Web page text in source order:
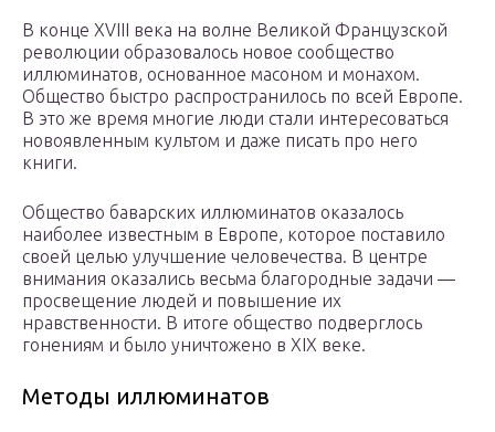
В конце XVIII века на волне Великой Французской
революции образовалось новое сообщество
иллюминатов, основанное масоном и монахом.
Общество быстро распространилось по всей Европе.
В это же время многие люди стали интересоваться
новоявленным культом и даже писать про него
книги.
Общество баварских иллюминатов оказалось
наиболее известным в Европе, которое поставило
своей целью улучшение человечества. В центре
внимания оказались весьма благородные задачи —
просвещение людей и повышение их
нравственности. В итоге общество подверглось
гонениям и было уничтожено в XIX веке.
Методы иллюминатов